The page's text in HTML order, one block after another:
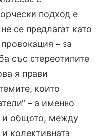
подход е
се предлагат като
– за
със стереотипите
я прави
които
– а именно
и общото, между
колективната